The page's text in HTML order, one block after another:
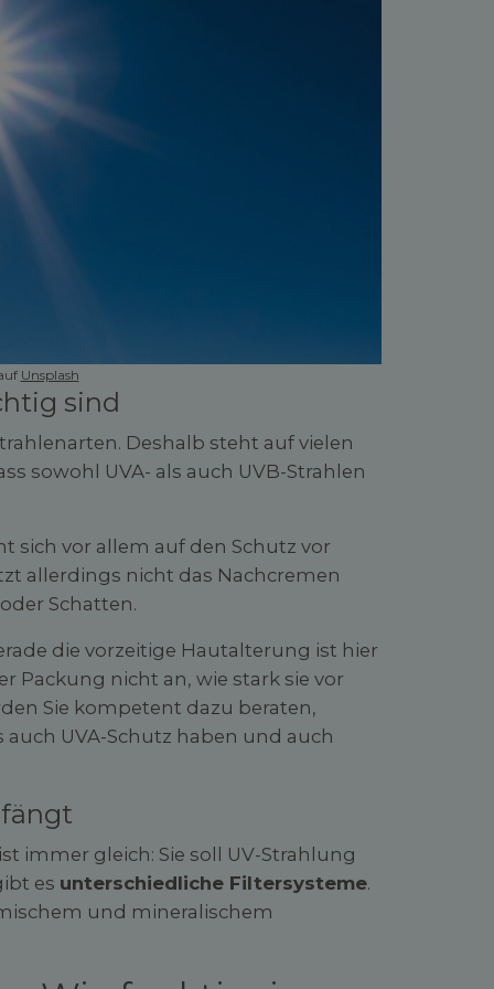
Unsplash
sind
Deshalb steht auf vielen
sowohl UVA- als auch UVB-Strahlen
sich vor allem auf den Schutz vor
allerdings nicht das Nachcremen
Schatten.
die vorzeitige Hautalterung ist hier
Packung nicht an, wie stark sie vor
Sie kompetent dazu beraten,
UVA-Schutz haben und auch
immer gleich: Sie soll UV-Strahlung
es unterschiedliche Filtersysteme.
und mineralischem